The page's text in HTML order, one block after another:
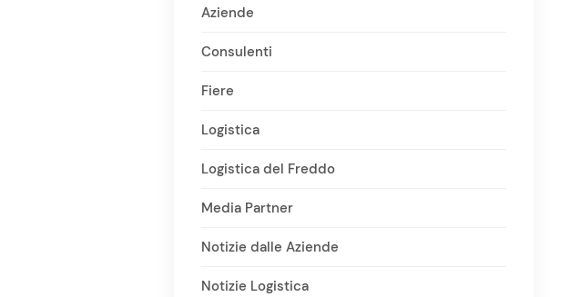
Aziende
Consulenti
Fiere
Logistica
Logistica del Freddo
Media Partner
Notizie dalle Aziende
Notizie Logistica